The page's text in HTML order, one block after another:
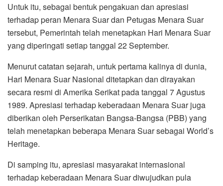
Untuk itu, sebagai bentuk pengakuan dan apresiasi
terhadap peran Menara Suar dan Petugas Menara Suar
tersebut, Pemerintah telah menetapkan Hari Menara Suar
yang diperingati setiap tanggal 22 September.
Menurut catatan sejarah, untuk pertama kalinya di dunia,
Hari Menara Suar Nasional ditetapkan dan dirayakan
secara resmi di Amerika Serikat pada tanggal 7 Agustus
1989. Apresiasi terhadap keberadaan Menara Suar juga
diberikan oleh Perserikatan Bangsa-Bangsa (PBB) yang
telah menetapkan beberapa Menara Suar sebagai World’s
Heritage.
Di samping itu, apresiasi masyarakat internasional
terhadap keberadaan Menara Suar diwujudkan pula